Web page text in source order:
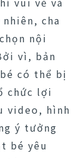
cha
nội
vì, bản
có thể bị
chức lợi
video, hình
ý tưởng
bé yêu